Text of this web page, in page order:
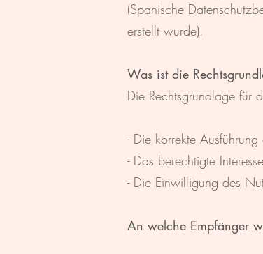
(Spanische
erstellt wurde).
Was ist die
Die Rechtsgrundlage für
- Die korrekte
- Das berechtigte
- Die Einwilligung des
An welche Empfänger